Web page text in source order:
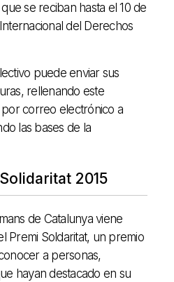
se reciban hasta el 10 de
del Derechos
puede enviar sus
rellenando este
correo electrónico a
las bases de la
2015
de Catalunya viene
Premi Soldaritat, un premio
a personas,
hayan destacado en su